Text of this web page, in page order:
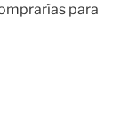
para